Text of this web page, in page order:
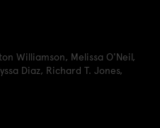
Williamson, Melissa O'Neil,
Diaz, Richard T. Jones,